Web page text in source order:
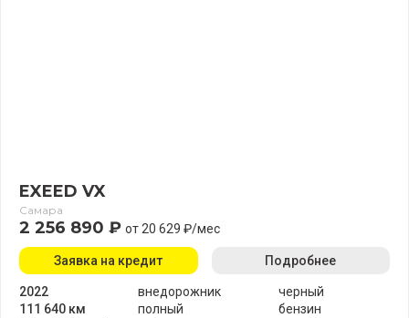
EXEED VX
Самара
2 256 890 ₽ от 20 629 ₽/мес
2022
111 640 км
внедорожник
полный
черный
бензин
Заявка на кредит Подробнее